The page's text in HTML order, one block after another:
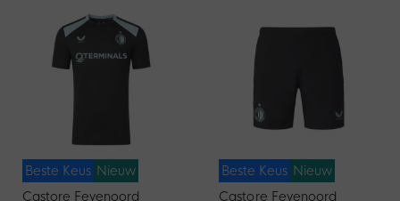
Beste Keus Nieuw
Castore Feyenoord
Beste Keus Nieuw
Castore Feyenoord